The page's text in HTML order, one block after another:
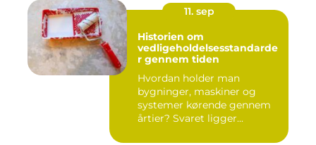
11. sep
Historien om
vedligeholdelsesstandarde
r gennem tiden
Hvordan holder man
bygninger, maskiner og
systemer kørende gennem
årtier? Svaret ligger...